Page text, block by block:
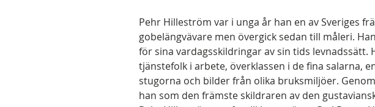
Pehr Hilleström var i unga år han en av Sveriges
gobelängvävare men övergick sedan till måleri.
för sina vardagsskildringar av sin tids levnadssätt.
tjänstefolk i arbete, överklassen i de fina salarna,
stugorna och bilder från olika bruksmiljöer.
han som den främste skildraren av den